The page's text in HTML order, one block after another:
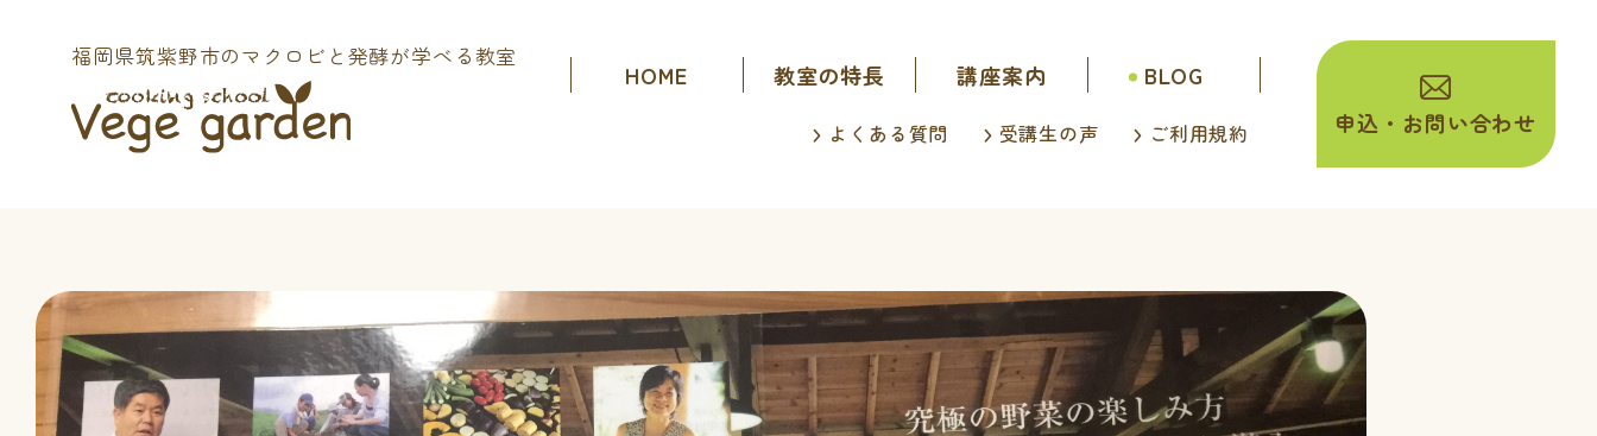
福岡県筑紫野市のマクロビと発酵が学べる教室
HOME 教室の特長 講座案内 BLOG
よくある質問 受講生の声 ご利用規約 申込・ お問い合わせ